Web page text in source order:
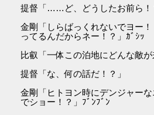
提督「……ど、どうしたお前ら！
金剛「しらばっくれないでヨー
ってるんだからネー！？」ｶﾞｼｯ
比叡「一体この泊地にどんな敵
提督「な、何の話だ！？」
金剛「ヒトヨン時にデンジャー
でショー！？」ﾌﾞﾝﾌﾞﾝ